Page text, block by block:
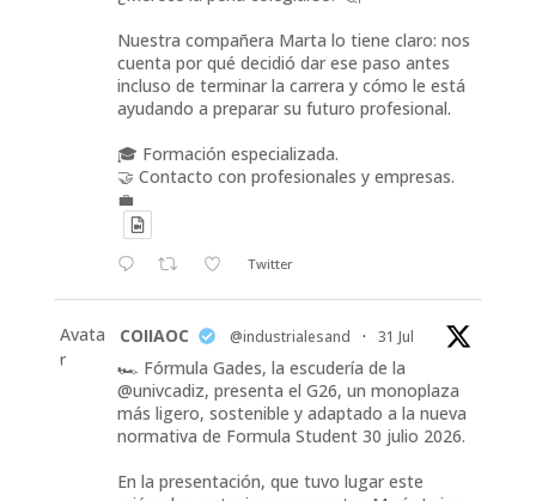
Nuestra compañera Marta lo tiene claro: nos
cuenta por qué decidió dar ese paso antes
incluso de terminar la carrera y cómo le está
ayudando a preparar su futuro profesional.
🎓 Formación especializada.
🤝 Contacto con profesionales y empresas.
💼
Twitter
Avata
r
COIIAOC @industrialesand · 31 Jul
🏎️ Fórmula Gades, la escudería de la
@univcadiz, presenta el G26, un monoplaza
más ligero, sostenible y adaptado a la nueva
normativa de Formula Student 30 julio 2026.
En la presentación, que tuvo lugar este